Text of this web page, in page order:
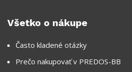
Všetko o nákupe
Často kladené otázky
Prečo nakupovať v PREDOS-BB